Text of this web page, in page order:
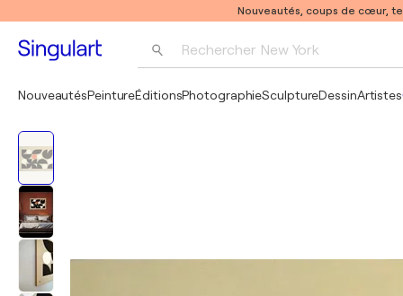
Nouveautés, coups de cœur,
Rechercher New York
NouveautésPeintureÉditionsPhotographieSculptureDessinArtistes